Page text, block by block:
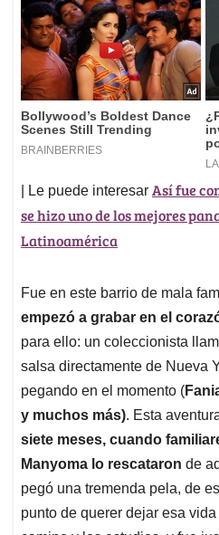
| Le puede interesar Así fue
se hizo uno de los mejores
Latinoamérica
Fue en este barrio de mala
empezó a grabar en el
para ello: un coleccionista
salsa directamente de Nueva
pegando en el momento (
y muchos más). Esta
siete meses, cuando
Manyoma lo rescataron de
pegó una tremenda pela, de
punto de querer dejar esa